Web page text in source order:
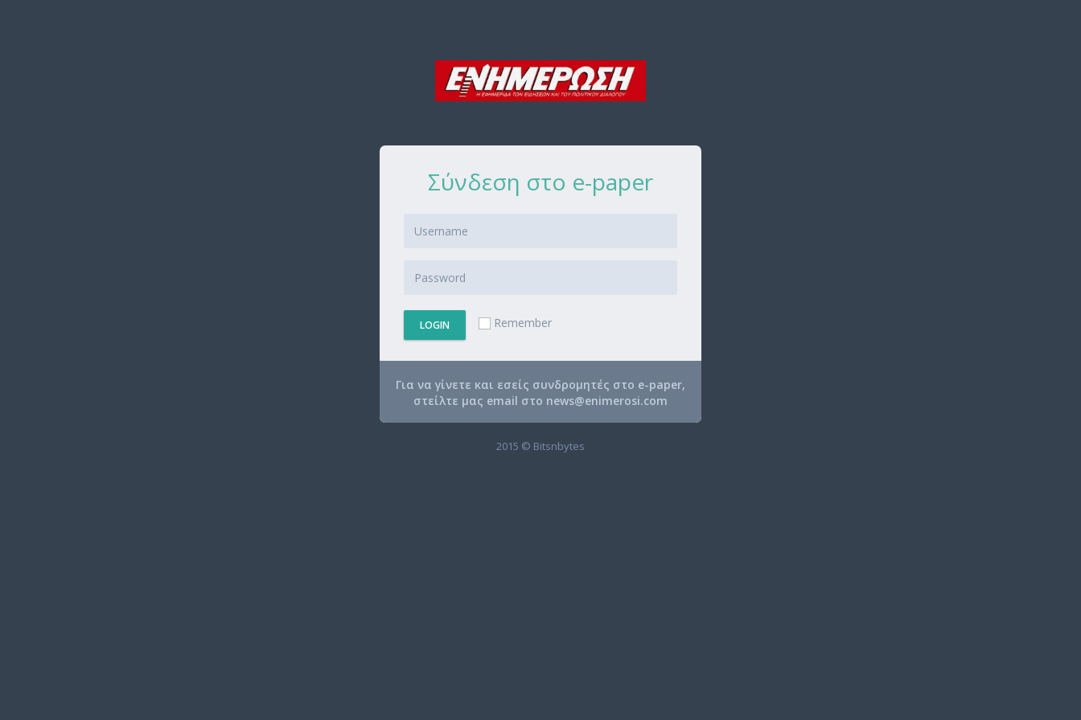
Σύνδεση στο e-paper
LOGIN Remember
Για να γίνετε και εσείς συνδρομητές στο e-paper,
στείλτε μας email στο news@enimerosi.com
2015 © Bitsnbytes